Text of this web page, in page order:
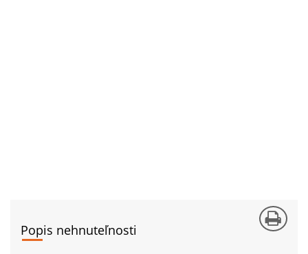
Popis nehnuteľnosti